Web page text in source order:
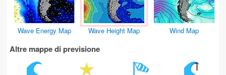
Wave Energy Map Wave Height Map Wind Map
Altre mappe di previsione